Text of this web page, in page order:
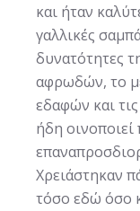
και ήταν
γαλλικές
δυνατότητες
αφρωδών, το
εδαφών και
ήδη
Χρειάστηκαν
τόσο εδώ όσο